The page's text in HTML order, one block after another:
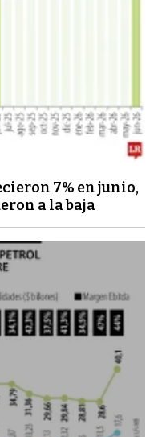
7% en junio,
a la baja